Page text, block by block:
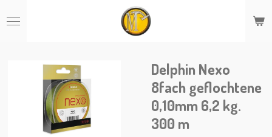
Hauptinhalt
Delphin Nexo
8fach geflochtene
0,10mm 6,2 kg.
300 m